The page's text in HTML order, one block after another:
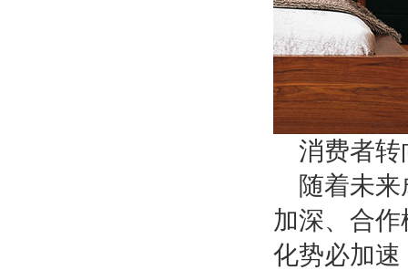
消费者转
随着未
加深、合
化势必加